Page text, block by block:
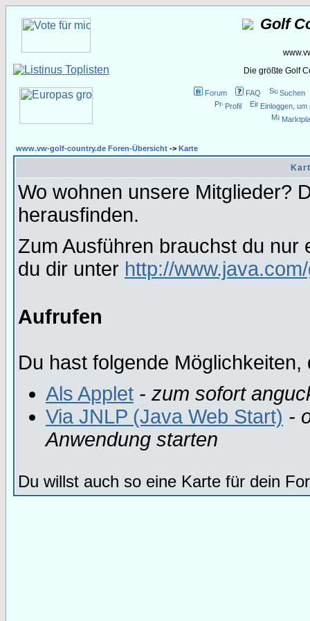
Golf
Die größte Golf
Forum FAQ
Suchen
Profil
Einloggen,
www.vw-golf-country.de Foren-Übersicht -> Karte
Wo wohnen unsere Mitglieder?
herausfinden.
Zum Ausführen brauchst du nur
du dir unter http://
Aufrufen
Du hast folgende
Als Applet - zum sofort
Via JNLP (Java Web Start) -
Anwendung starten
Du willst auch so eine Karte für dein